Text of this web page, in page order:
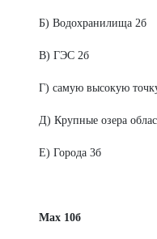
Б) Водохранилища 2б
В) ГЭС 2б
Г) самую высокую
Д) Крупные озера
Е) Города 3б
Мах 10б